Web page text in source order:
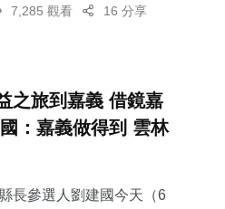
7,285 觀看 16 分享
之旅到嘉義 借鏡嘉
：嘉義做得到 雲林
長參選人劉建國今天（6